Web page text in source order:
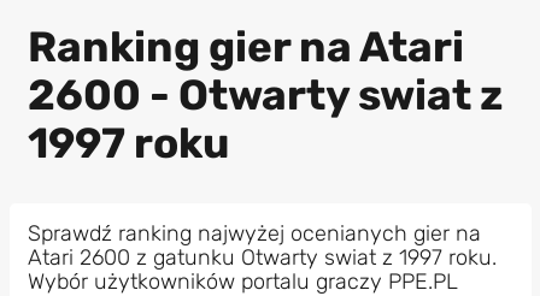
Ranking gier na Atari
2600 - Otwarty swiat z
1997 roku
Sprawdź ranking najwyżej ocenianych gier na
Atari 2600 z gatunku Otwarty swiat z 1997 roku.
Wybór użytkowników portalu graczy PPE.PL